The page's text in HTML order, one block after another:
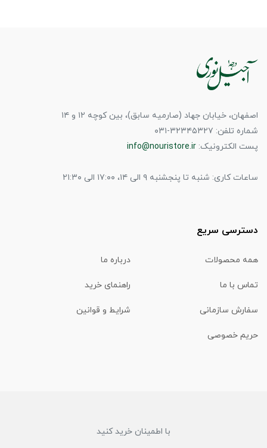
اصفهان، خیابان جهاد (صارمیه سابق)، بین کوچه ۱۲ و ۱۴
شماره تلفن: ۳۲۳۴۵۳۲۷-۰۳۱
پست الکترونیک: info@nouristore.ir
ساعات کاری: شنبه تا پنجشنبه ۹ الی ۱۴، ۱۷:۰۰ الی ۲۱:۳۰
دسترسی سریع
همه محصولات درباره ما
تماس با ما راهنمای خرید
سفارش سازمانی شرایط و قوانین
حریم خصوصی
با اطمینان خرید کنید